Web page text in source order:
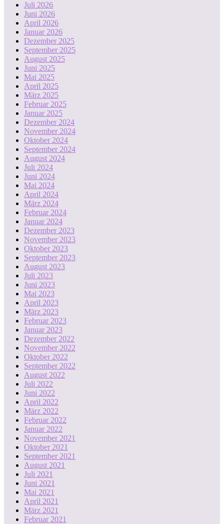
Juli 2026
Juni 2026
April 2026
Januar 2026
Dezember 2025
September 2025
August 2025
Juni 2025
Mai 2025
April 2025
März 2025
Februar 2025
Januar 2025
Dezember 2024
November 2024
Oktober 2024
September 2024
August 2024
Juli 2024
Juni 2024
Mai 2024
April 2024
März 2024
Februar 2024
Januar 2024
Dezember 2023
November 2023
Oktober 2023
September 2023
August 2023
Juli 2023
Juni 2023
Mai 2023
April 2023
März 2023
Februar 2023
Januar 2023
Dezember 2022
November 2022
Oktober 2022
September 2022
August 2022
Juli 2022
Juni 2022
April 2022
März 2022
Februar 2022
Januar 2022
November 2021
Oktober 2021
September 2021
August 2021
Juli 2021
Juni 2021
Mai 2021
April 2021
März 2021
Februar 2021